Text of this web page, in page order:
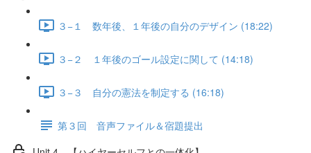
３−１ 数年後、１年後の自分のデザイン (18:22)
３−２ １年後のゴール設定に関して (14:18)
３−３ 自分の憲法を制定する (16:18)
第３回 音声ファイル＆宿題提出